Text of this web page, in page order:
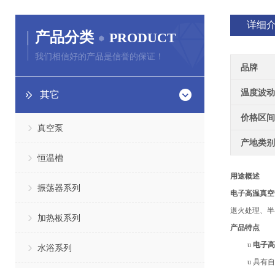
产品分类 PRODUCT
我们相信好的产品是信誉的保证！
其它
真空泵
恒温槽
振荡器系列
加热板系列
水浴系列
详细
品牌
温度波动
价格区间
产地类别
用途概述
电子高温真
退火处理、
产品特点
u 电子
u 具有